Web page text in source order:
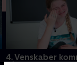
4. Venskaber